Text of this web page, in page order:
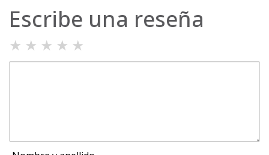
Escribe una reseña
★ ★ ★ ★ ★